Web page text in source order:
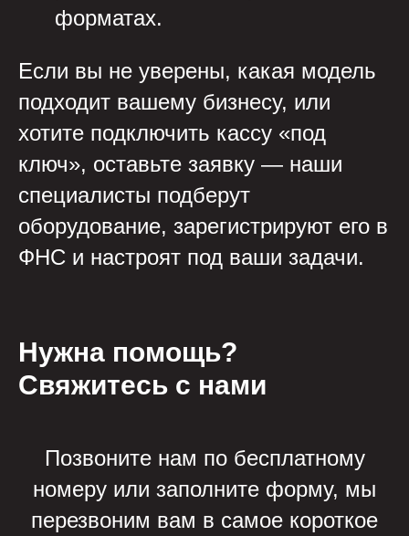
форматах.
Если вы не уверены, какая модель
подходит вашему бизнесу, или
хотите подключить кассу «под
ключ», оставьте заявку — наши
специалисты подберут
оборудование, зарегистрируют его в
ФНС и настроят под ваши задачи.
Нужна помощь?
Свяжитесь с нами
Позвоните нам по бесплатному
номеру или заполните форму, мы
перезвоним вам в самое короткое